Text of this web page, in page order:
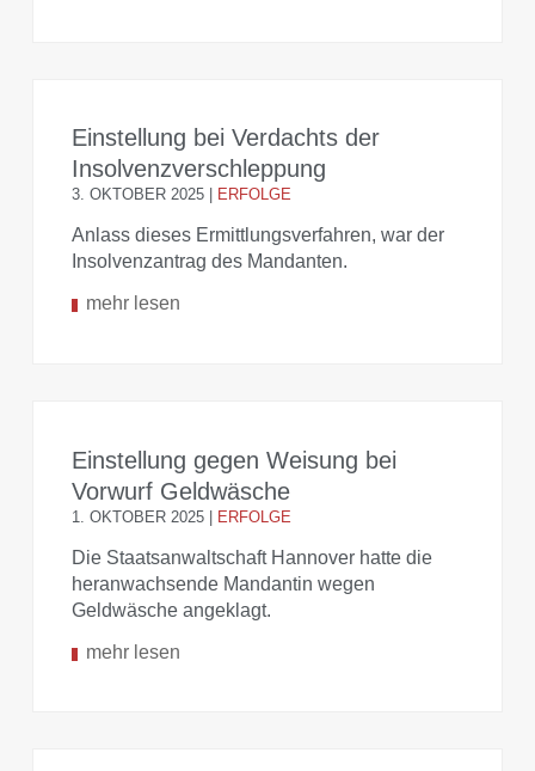
Einstellung bei Verdachts der
Insolvenzverschleppung
3. OKTOBER 2025 ERFOLGE
Anlass dieses Ermittlungsverfahren, war der
Insolvenzantrag des Mandanten.
mehr lesen
Einstellung gegen Weisung bei
Vorwurf Geldwäsche
1. OKTOBER 2025 | ERFOLGE
Die Staatsanwaltschaft Hannover hatte die
heranwachsende Mandantin wegen
Geldwäsche angeklagt.
mehr lesen